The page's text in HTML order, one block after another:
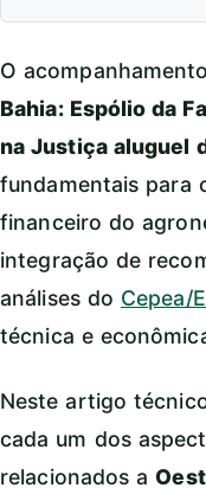
O
Bahia: Espólio da
na Justiça aluguel
fundamentais para
financeiro do
integração de
análises do Cepea/
técnica e
Neste artigo
cada um dos
relacionados a